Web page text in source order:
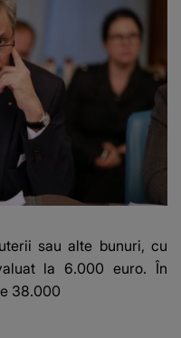
sau alte bunuri, cu
la 6.000 euro. În
38.000